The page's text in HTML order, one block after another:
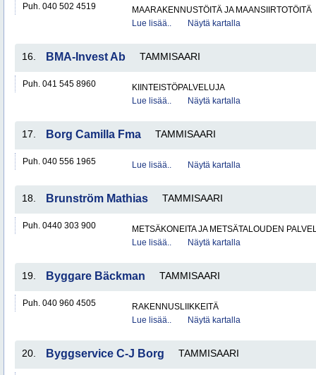
Puh. 040 502 4519
MAARAKENNUSTÖITÄ JA MAANSIIRTOTÖITÄ
Lue lisää..
Näytä kartalla
16. BMA-Invest Ab TAMMISAARI
Puh. 041 545 8960
KIINTEISTÖPALVELUJA
Lue lisää..
Näytä kartalla
17. Borg Camilla Fma TAMMISAARI
Puh. 040 556 1965 Lue lisää.. Näytä kartalla
18. Brunström Mathias TAMMISAARI
Puh. 0440 303 900
METSÄKONEITA JA METSÄTALOUDEN
Lue lisää..
Näytä kartalla
19. Byggare Bäckman TAMMISAARI
Puh. 040 960 4505
RAKENNUSLIIKKEITÄ
Lue lisää..
Näytä kartalla
20. Byggservice C-J Borg TAMMISAARI